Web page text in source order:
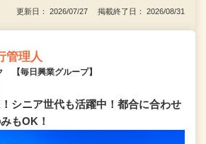
更新日： 2026/07/27 掲載終了日： 2026/08/31
管理人
【毎日興業グループ】
シニア世代も活躍中！都合に合わせ
もOK！